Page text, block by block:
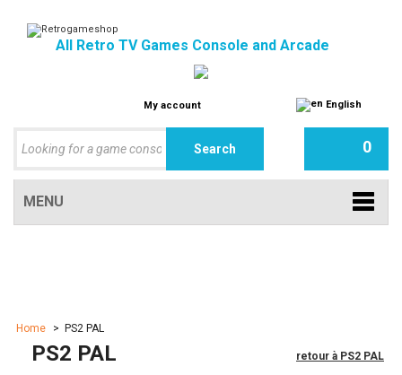
All Retro TV Games Console and Arcade
My account English
0
MENU
Home > PS2 PAL
retour à PS2 PAL
PS2 PAL